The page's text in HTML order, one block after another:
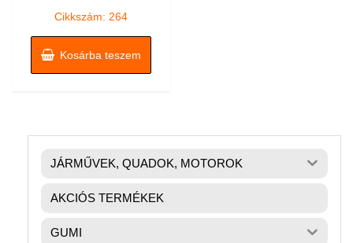
Cikkszám: 264
Kosárba teszem
JÁRMŰVEK, QUADOK, MOTOROK
AKCIÓS TERMÉKEK
GUMI